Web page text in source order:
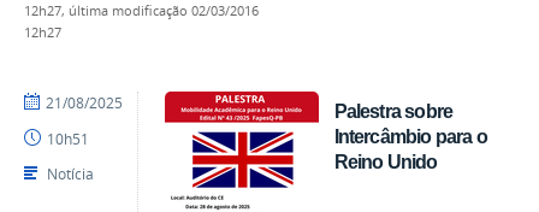
12h27, última modificação 02/03/2016
12h27
Palestra sobre
Intercâmbio para o
Reino Unido
por
publicado
21/08/2025
10h51
Notícia